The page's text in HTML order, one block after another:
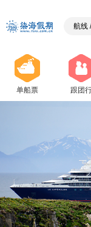
单船票 跟团